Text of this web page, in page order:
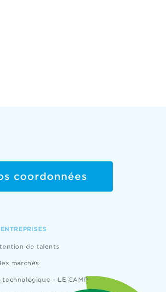
coordonnées
de talents
marchés
- LE CAMP